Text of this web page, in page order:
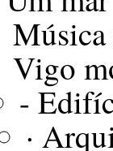
Música
Vigo
-
·